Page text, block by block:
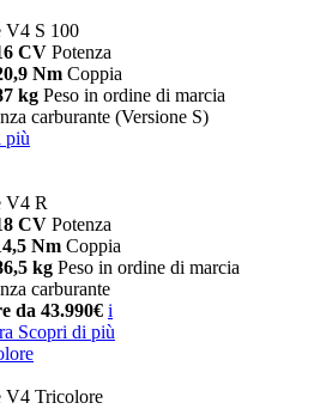
V4 S 100
CV Potenza
Nm Coppia
kg Peso in ordine di marcia
carburante (Versione S)
più
V4 R
CV Potenza
Nm Coppia
kg Peso in ordine di marcia
carburante
da 43.990€ i
Scopri di più
V4 Tricolore